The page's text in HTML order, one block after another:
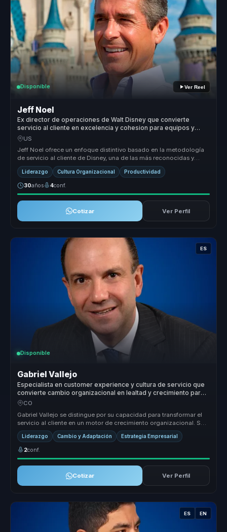
Disponible Ver Reel
Jeff Noel
Ex director de operaciones de Walt Disney que convierte
servicio al cliente en excelencia y cohesion para equipos y
empresas.
US
Jeff Noel ofrece un enfoque distintivo basado en la metodología
de servicio al cliente de Disney, una de las más reconocidas y
efectivas ...
Liderazgo Cultura Organizacional Productividad
30años 4conf.
Cotizar Ver Perfil
ES
Disponible
Gabriel Vallejo
Especialista en customer experience y cultura de servicio que
convierte cambio organizacional en lealtad y crecimiento para
lideres y empresas.
CO
Gabriel Vallejo se distingue por su capacidad para transformar el
servicio al cliente en un motor de crecimiento organizacional. Su
enfoq...
Liderazgo Cambio y Adaptación Estrategia Empresarial
2conf.
Cotizar Ver Perfil
ES EN